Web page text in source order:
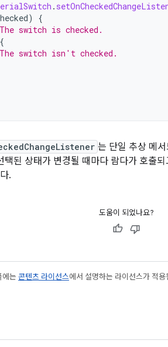
.
)
{
switch is checked.
{
switch isn't checked.
는 단일 추상 메
택된 상태가 변경될 때마다 람다가 호출
.
도움이 되었나요?
에는 콘텐츠 라이선스에서 설명하는 라이선스가 적